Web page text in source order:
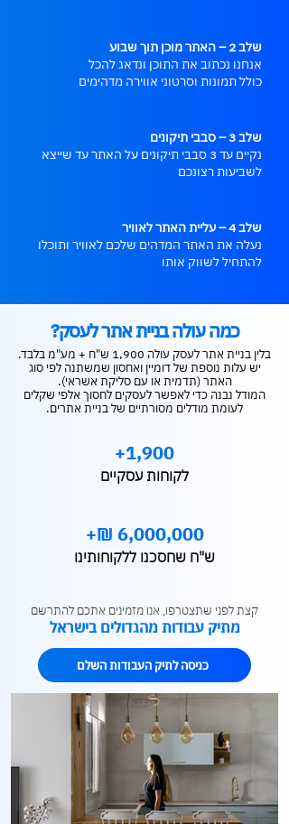
שלב 2 – האתר מוכן תוך שבוע
אנחנו נכתוב את התוכן ונדאג להכל
כולל תמונות וסרטוני אווירה מדהימים
שלב 3 – סבבי תיקונים
נקיים עד 3 סבבי תיקונים על האתר עד שייצא
לשביעות רצונכם
שלב 4 – עליית האתר לאוויר
נעלה את האתר המדהים שלכם לאוויר ותוכלו
להתחיל לשווק אותו
כמה עולה בניית אתר לעסק?
בלין בניית אתר לעסק עולה 1,900 ש"ח + מע"מ בלבד.
יש עלות נוספת של דומיין ואחסון שמשתנה לפי סוג
האתר (תדמית או עם סליקת אשראי).
המודל נבנה כדי לאפשר לעסקים לחסוך אלפי שקלים
לעומת מודלים מסורתיים של בניית אתרים.
1,900+
לקוחות עסקיים
6,000,000 ₪+
ש"ח שחסכנו ללקוחותינו
קצת לפני שתצטרפו, אנו מזמינים אתכם להתרשם
מתיק עבודות מהגדולים בישראל
כניסה לתיק העבודות השלם